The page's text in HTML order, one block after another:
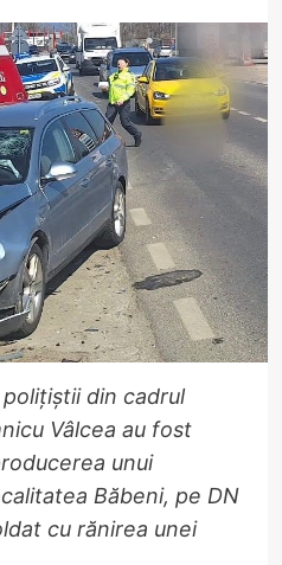
din cadrul
Vâlcea au fost
unui
Băbeni, pe DN
cu rănirea unei